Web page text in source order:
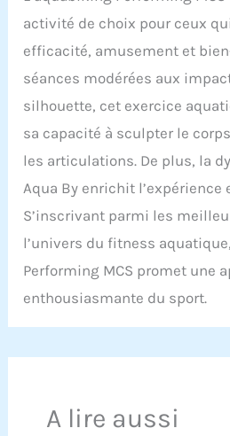
activité de choix pour ceux
efficacité, amusement et
séances modérées aux
silhouette, cet exercice
sa capacité à sculpter le
les articulations. De plus, la
Aqua By enrichit l’expérience
S’inscrivant parmi les
l’univers du fitness
Performing MCS promet une
enthousiasmante du sport.
A lire aussi